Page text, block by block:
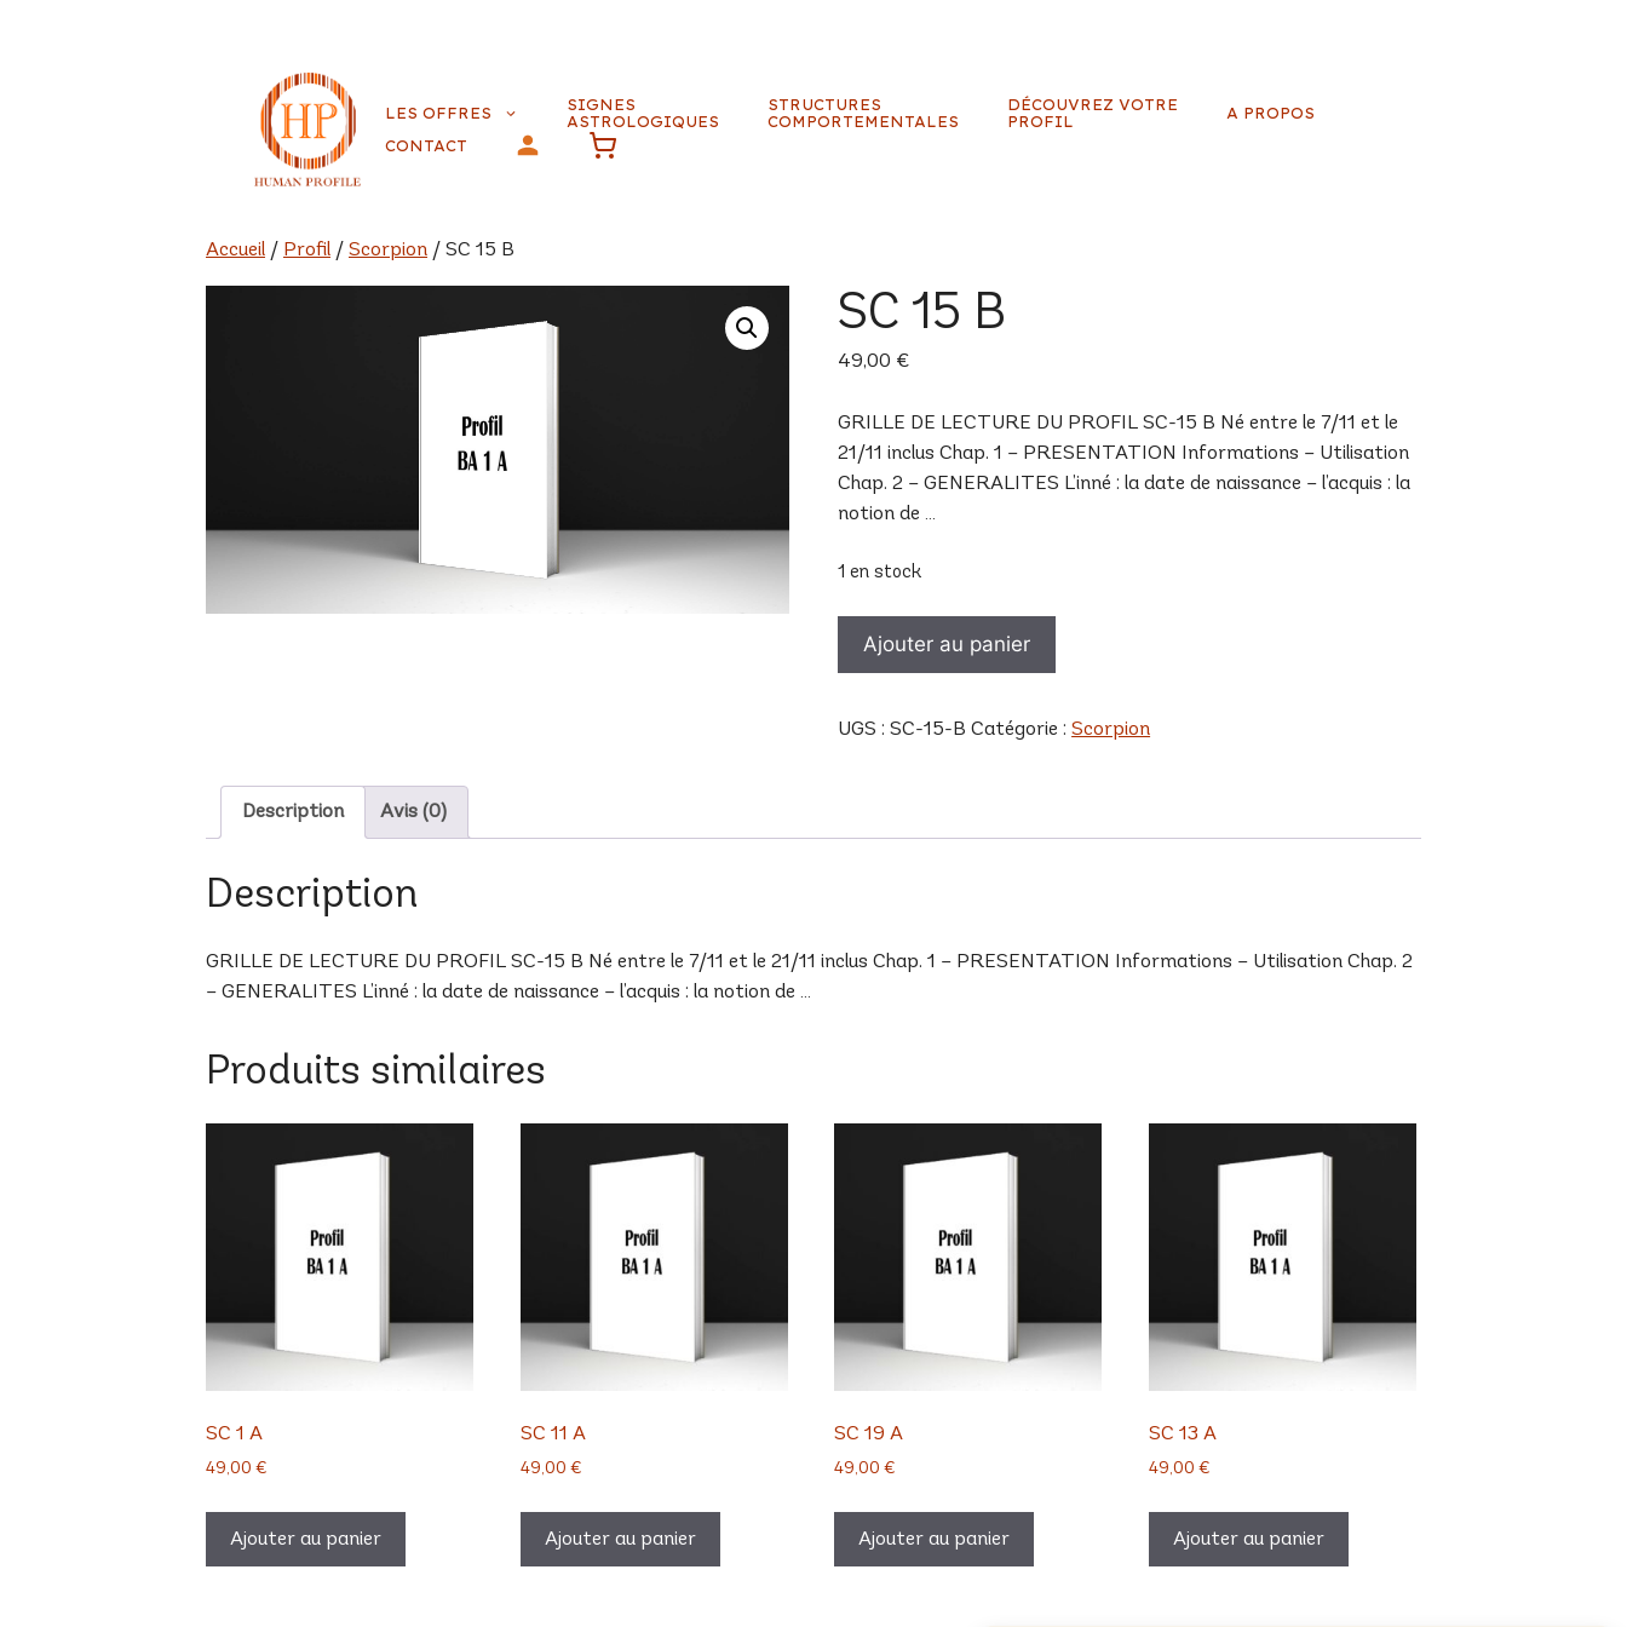
contenu
LES OFFRES
SIGNES
ASTROLOGIQUES
STRUCTURES
COMPORTEMENTALES
DÉCOUVREZ VOTRE
PROFIL
A PROPOS
CONTACT
Accueil / Profil / Scorpion / SC 15 B
SC 15 B
49,00 €
GRILLE DE LECTURE DU PROFIL SC-15 B Né entre le 7/11 et le
21/11 inclus Chap. 1 – PRESENTATION Informations – Utilisation
Chap. 2 – GENERALITES L’inné : la date de naissance – l’acquis : la
notion de …
1 en stock
15
Ajouter au panier
UGS :SC-15-B Catégorie :Scorpion
Description Avis (0)
Description
GRILLE DE LECTURE DU PROFIL SC-15 B Né entre le 7/11 et le 21/11 inclus Chap. 1 – PRESENTATION Informations – Utilisation Chap. 2
– GENERALITES L’inné : la date de naissance – l’acquis : la notion de …
Produits similaires
SC 1 A
49,00 €
Ajouter au panier
SC 11 A
49,00 €
Ajouter au panier
SC 19 A
49,00€
Ajouter au panier
SC 13 A
49,00 €
Ajouter au panier